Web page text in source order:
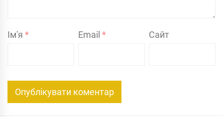
Ім'я * Email* Сайт